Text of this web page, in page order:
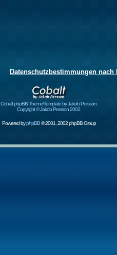
Datenschutzbestimmungen nach
Cobalt phpBB Theme/Template by Jakob Persson.
Copyright © Jakob Persson 2002.
Powered byphpBB© 2001, 2002 phpBB Group